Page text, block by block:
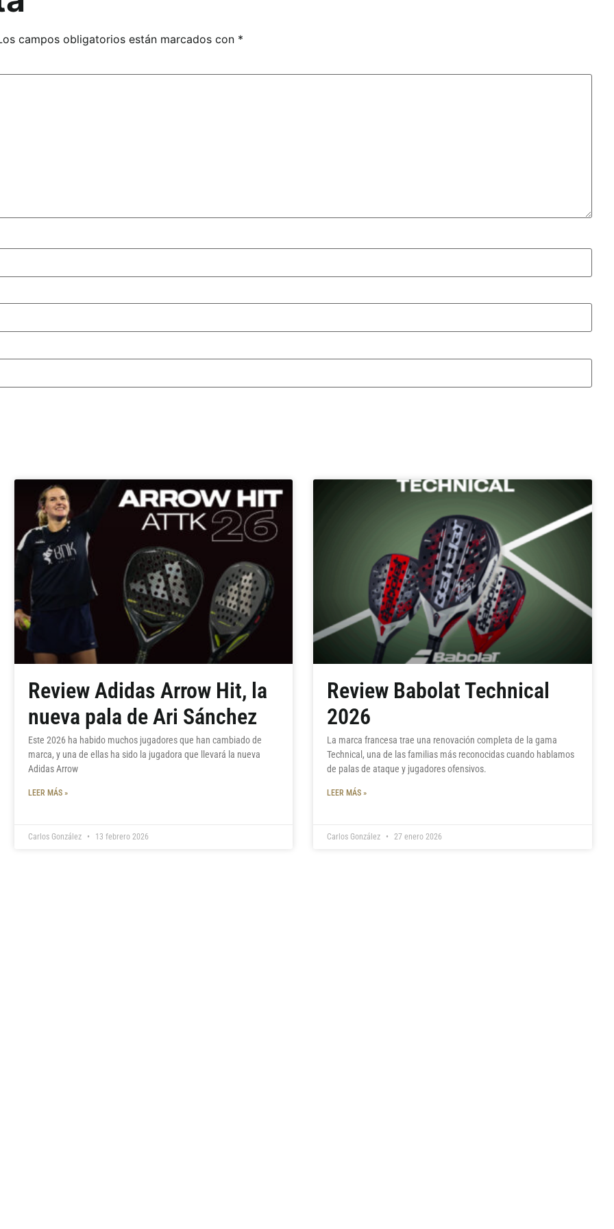
campos obligatorios están marcados con *
Review Adidas Arrow Hit, la
nueva pala de Ari Sánchez
Este 2026 ha habido muchos jugadores que han cambiado de
marca, y una de ellas ha sido la jugadora que llevará la nueva
Adidas Arrow
LEER MÁS »
Carlos González 13 febrero 2026
Review Babolat Technical
2026
La marca francesa trae una renovación completa de la gama
Technical, una de las familias más reconocidas cuando hablamos
de palas de ataque y jugadores ofensivos.
LEER MÁS »
Carlos González 27 enero 2026